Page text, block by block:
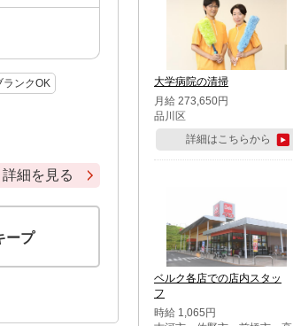
ランクOK
詳細を見る
ープ
大学病院の清掃
月給 273,650円
品川区
詳細はこちらから
ベルク各店での店内スタッ
フ
時給 1,065円